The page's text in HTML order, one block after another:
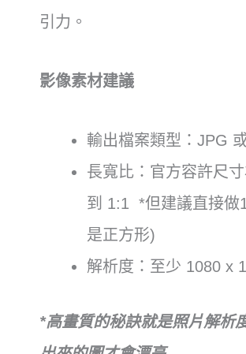
引力。
影像素材建議
輸出檔案類型：JPG
長寬比：官方容許尺
到 1:1 *但建議直接做
是正方形)
解析度：至少 1080 x
*高畫質的秘訣就是照片解析